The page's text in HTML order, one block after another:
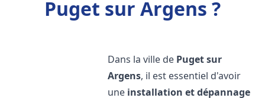
Puget sur Argens ?
Dans la ville de Puget sur
Argens, il est essentiel d'avoir
une installation et dépannage